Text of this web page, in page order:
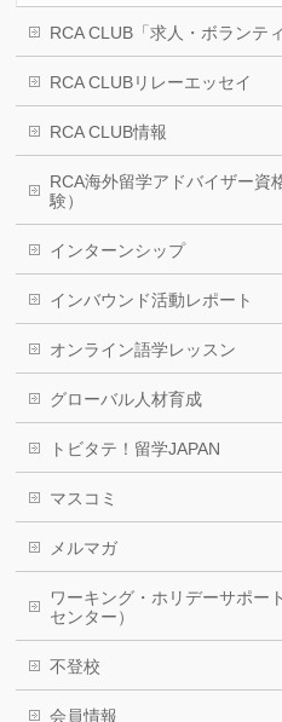
RCA CLUB「求人・ボランテ
RCA CLUBリレーエッセイ
RCA CLUB情報
RCA海外留学アドバイザー資
験）
インターンシップ
インバウンド活動レポート
オンライン語学レッスン
グローバル人材育成
トビタテ！留学JAPAN
マスコミ
メルマガ
ワーキング・ホリデーサポー
センター）
不登校
会員情報